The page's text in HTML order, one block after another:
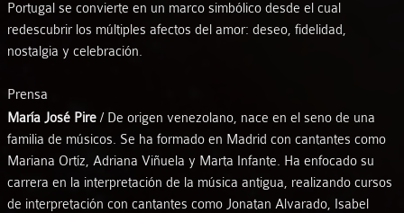
Portugal se convierte en un marco simbólico desde el cual
redescubrir los múltiples afectos del amor: deseo, fidelidad,
nostalgia y celebración.
Prensa
María José Pire / De origen venezolano, nace en el seno de una
familia de músicos. Se ha formado en Madrid con cantantes como
Mariana Ortíz, Adriana Viñuela y Marta Infante. Ha enfocado su
carrera en la interpretación de la música antigua, realizando cursos
de interpretación con cantantes como Jonatan Alvarado, Isabel